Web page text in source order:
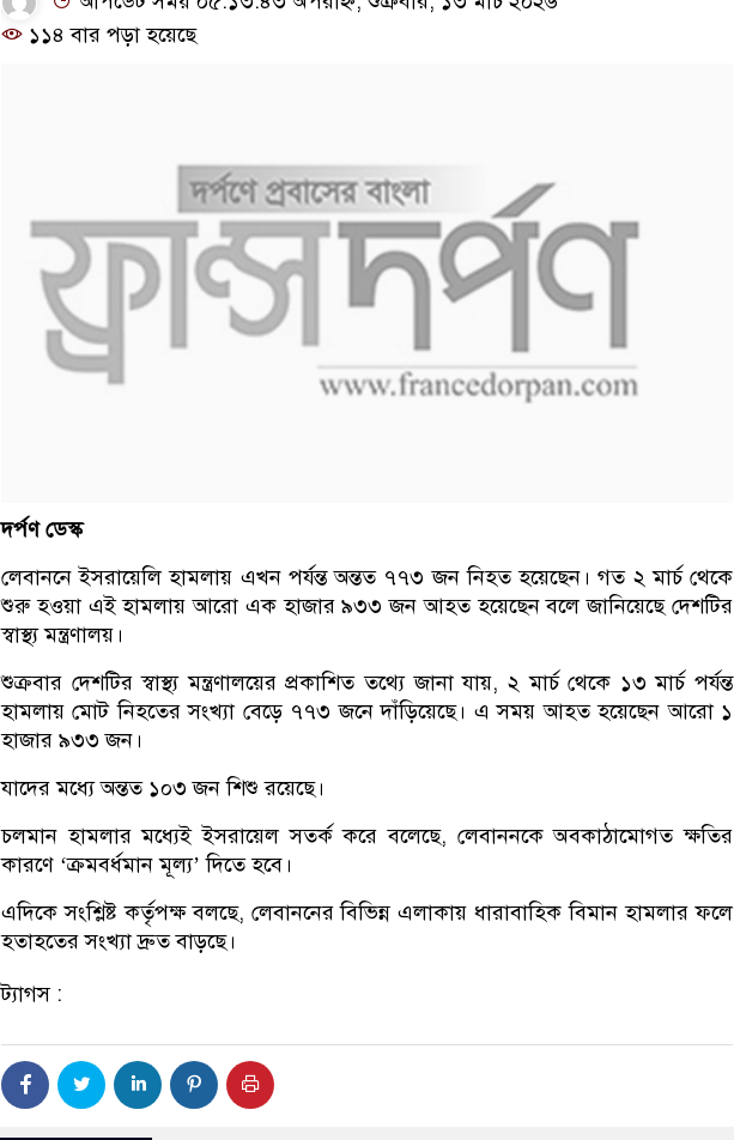
১১৪ বার পড়া হয়েছে
দর্পণ ডেস্ক
লেবাননে ইসরায়েলি হামলায় এখন পর্যন্ত অন্তত ৭৭৩ জন নিহত হয়েছেন। গত ২ মার্চ থেকে
শুরু হওয়া এই হামলায় আরো এক হাজার ৯৩৩ জন আহত হয়েছেন বলে জানিয়েছে দেশটির
স্বাস্থ্য মন্ত্রণালয়।
শুক্রবার দেশটির স্বাস্থ্য মন্ত্রণালয়ের প্রকাশিত তথ্যে জানা যায়, ২ মার্চ থেকে ১৩ মার্চ পর্যন্ত
হামলায় মোট নিহতের সংখ্যা বেড়ে ৭৭৩ জনে দাঁড়িয়েছে। এ সময় আহত হয়েছেন আরো ১
হাজার ৯৩৩ জন।
যাদের মধ্যে অন্তত ১০৩ জন শিশু রয়েছে।
চলমান হামলার মধ্যেই ইসরায়েল সতর্ক করে বলেছে, লেবাননকে অবকাঠামোগত ক্ষতির
কারণে ‘ক্রমবর্ধমান মূল্য’ দিতে হবে।
এদিকে সংশ্লিষ্ট কর্তৃপক্ষ বলছে, লেবাননের বিভিন্ন এলাকায় ধারাবাহিক বিমান হামলার ফলে
হতাহতের সংখ্যা দ্রুত বাড়ছে।
ট্যাগস :